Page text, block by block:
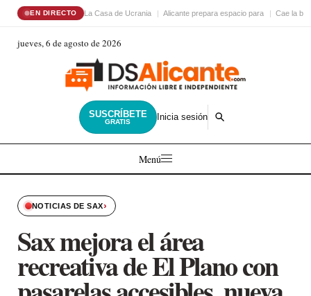
EN DIRECTO La Casa de Ucrania Alicante prepara espacio para Cae la
jueves, 6 de agosto de 2026
SUSCRÍBETE
GRATIS Inicia sesión
Menú
NOTICIAS DE SAX›
Sax mejora el área
recreativa de El Plano con